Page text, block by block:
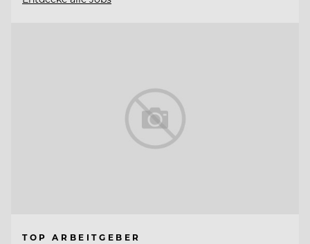
TOP ARBEITGEBER